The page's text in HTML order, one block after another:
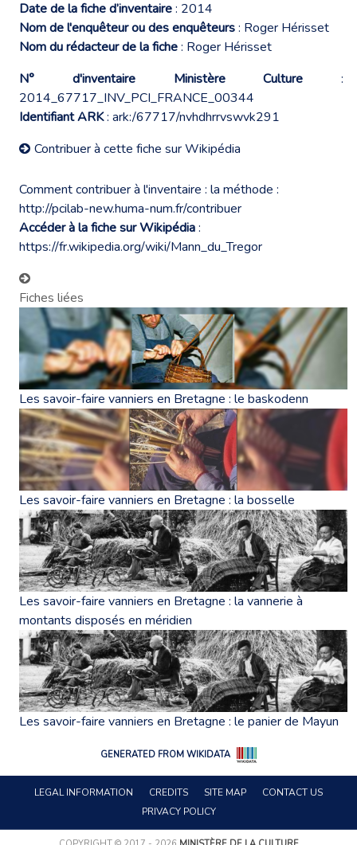
Date de la fiche d’inventaire: 2014
Nom de l'enquêteur ou des enquêteurs: Roger Hérisset
Nom du rédacteur de la fiche: Roger Hérisset
N° d'inventaire Ministère Culture :
2014_67717_INV_PCI_FRANCE_00344
Identifiant ARK: ark:/67717/nvhdhrrvswvk291
Contribuer à cette fiche sur Wikipédia
Comment contribuer à l'inventaire : la méthode :
http://pcilab-new.huma-num.fr/contribuer
Accéder à la fiche sur Wikipédia:
https://fr.wikipedia.org/wiki/Mann_du_Tregor
Fiches liées
Les savoir-faire vanniers en Bretagne : le baskodenn
Les savoir-faire vanniers en Bretagne : la bosselle
Les savoir-faire vanniers en Bretagne : la vannerie à
montants disposés en méridien
Les savoir-faire vanniers en Bretagne : le panier de Mayun
GENERATED FROM WIKIDATA
LEGAL INFORMATION CREDITS SITE MAP
CONTACT US
PRIVACY POLICY